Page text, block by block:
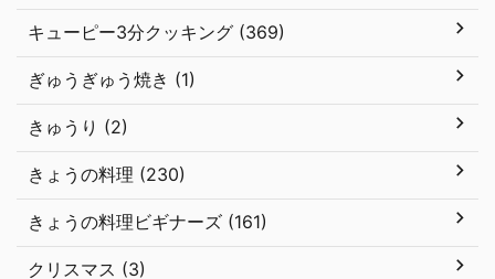
キューピー3分クッキング (369)
ぎゅうぎゅう焼き (1)
きゅうり (2)
きょうの料理 (230)
きょうの料理ビギナーズ (161)
クリスマス (3)